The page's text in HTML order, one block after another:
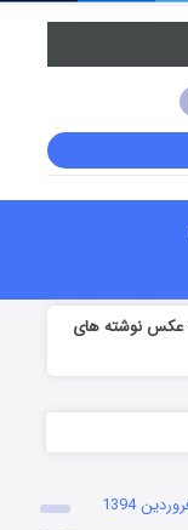
عکس نوشته های